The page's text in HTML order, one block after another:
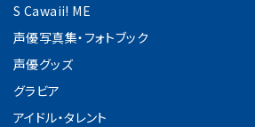
S Cawaii! ME
声優写真集・フォトブック
声優グッズ
グラビア
アイドル・タレント